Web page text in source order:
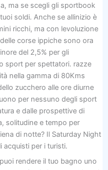
ma se scegli gli sportbook
soldi. Anche se allinizio è
ricchi, ma con levoluzione
corse ippiche sono ora
del 2,5% per gli
sport per spettatori. razze
nella gamma di 80Kms
zucchero alle ore diurne
per nessuno degli sport
e dalle prospettive di
solitudine e tempo per
di notte? Il Saturday Night
acquisti per i turisti.
rendere il tuo bagno uno